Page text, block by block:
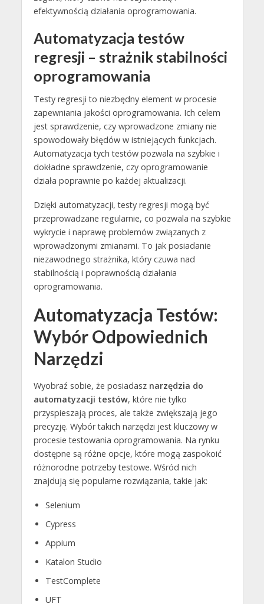
efektywnością działania oprogramowania.
Automatyzacja testów
regresji – strażnik stabilności
oprogramowania
Testy regresji to niezbędny element w procesie
zapewniania jakości oprogramowania. Ich celem
jest sprawdzenie, czy wprowadzone zmiany nie
spowodowały błędów w istniejących funkcjach.
Automatyzacja tych testów pozwala na szybkie i
dokładne sprawdzenie, czy oprogramowanie
działa poprawnie po każdej aktualizacji.
Dzięki automatyzacji, testy regresji mogą być
przeprowadzane regularnie, co pozwala na szybkie
wykrycie i naprawę problemów związanych z
wprowadzonymi zmianami. To jak posiadanie
niezawodnego strażnika, który czuwa nad
stabilnością i poprawnością działania
oprogramowania.
Automatyzacja Testów:
Wybór Odpowiednich
Narzędzi
Wyobraź sobie, że posiadasz narzędzia do
automatyzacji testów, które nie tylko
przyspieszają proces, ale także zwiększają jego
precyzję. Wybór takich narzędzi jest kluczowy w
procesie testowania oprogramowania. Na rynku
dostępne są różne opcje, które mogą zaspokoić
różnorodne potrzeby testowe. Wśród nich
znajdują się popularne rozwiązania, takie jak:
Selenium
Cypress
Appium
Katalon Studio
TestComplete
UFT